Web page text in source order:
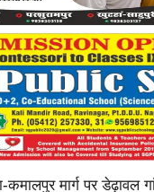
मार्ग पर डेढ़ावल